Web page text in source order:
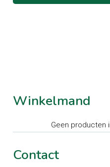
Winkelmand
Geen producten
Contact